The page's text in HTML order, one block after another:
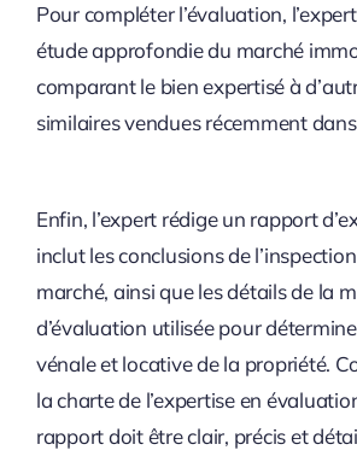
Pour compléter l’évaluation,
étude approfondie du marché
comparant le bien expertisé à
similaires vendues récemment
Enfin, l’expert rédige un rapport
inclut les conclusions de
marché, ainsi que les détails de la
d’évaluation utilisée pour
vénale et locative de la propriété.
la charte de l’expertise en
rapport doit être clair, précis et